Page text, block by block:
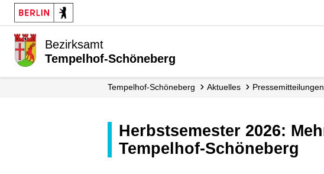
Bezirksamt
Tempelhof-Schöneberg
Tempelhof-Schöneberg Aktuelles Presse­mitteilungen
Herbstsemester 2026: Mehr als 1.000 neue Kurse an der Volkshochschule
Tempelhof-Schöneberg